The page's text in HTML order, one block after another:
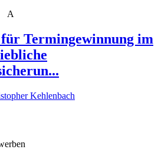
A
Termingewinnung im
Kehlenbach